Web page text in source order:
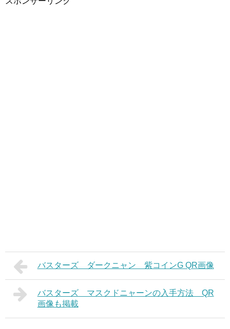
バスターズ ダークニャン 紫コインG QR画像
バスターズ マスクドニャーンの入手方法 QR
画像も掲載